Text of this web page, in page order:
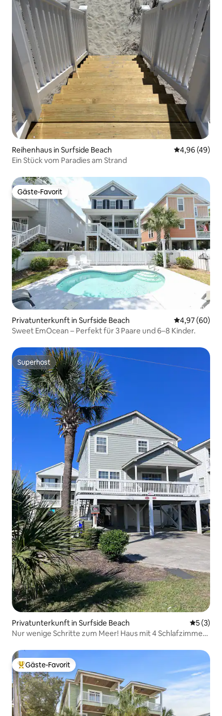
Reihenhaus in Surfside Beach
4,96 (49)
Ein Stück vom Paradies am Strand
Gäste-Favorit
Gäste-Favorit
Privatunterkunft in Surfside Beach
4,97 (60)
Sweet EmOcean – Perfekt für 3 Paare und 6–8 Kinder.
Superhost
Superhost
Privatunterkunft in Surfside Beach
5 (3)
Nur wenige Schritte zum Meer! Haus mit 4 Schlafzimmern
Beliebter Gäste-Favorit.
Gäste-Favorit